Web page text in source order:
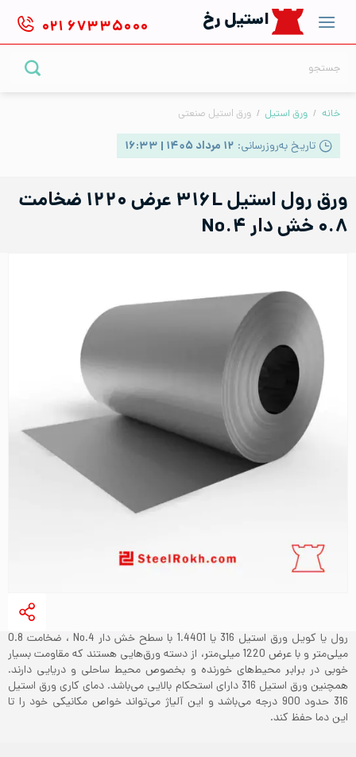
content
استیل رخ ۰۲۱ ۶۷۳۳۵۰۰۰
خانه / ورق استیل / ورق استیل صنعتی
تاریخ به‌روزرسانی: ۱۲ مرداد ۱۴۰۵ | ۱۶:۳۳
ورق رول استیل ۳۱۶L عرض ۱۲۲۰ ضخامت
۰.۸ خش دار No.۴
رول یا کویل ورق استیل 316 یا 1.4401 با سطح خش دار No.4 ، ضخامت 0.8
میلی‌متر و با عرض 1220 میلی‌متر، از دسته ورق‌هایی هستند که مقاومت بسیار
خوبی در برابر محیط‌های خورنده و بخصوص محیط ساحلی و دریایی دارند.
همچنین ورق استیل 316 دارای استحکام بالایی می‌باشد. دمای کاری ورق استیل
316 حدود 900 درجه می‌باشد و این آلیاژ می‌تواند خواص مکانیکی خود را تا
این دما حفظ کند.